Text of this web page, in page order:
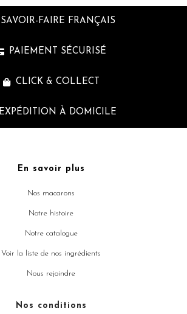
SAVOIR-FAIRE FRANÇAIS
PAIEMENT SÉCURISÉ
CLICK & COLLECT
EXPÉDITION À DOMICILE
En savoir plus
Nos macarons
Notre histoire
Notre catalogue
Voir la liste de nos ingrédients
Nous rejoindre
Nos conditions